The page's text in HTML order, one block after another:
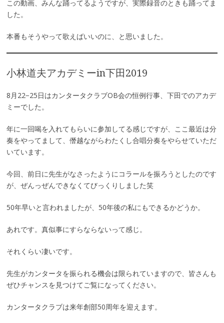
この動画、みんな踊ってるようですが、実際録音のときも踊ってま
した。
本番もそうやって歌えばいいのに、と思いました。
小林道夫アカデミーin下田2019
8月22−25日はカンタータクラブOB会の恒例行事、下田でのアカデ
ミーでした。
年に一回喝を入れてもらいに参加してる感じですが、ここ最近は分
奏をやってまして、僭越ながらわたくし合唱分奏をやらせていただ
いています。
今回、前日に先生がなさったようにコラールを振ろうとしたのです
が、ぜんっぜんできなくてびっくりしました笑
50年早いと言われましたが、50年後の私にもできるかどうか。
あれです。真似事にすらならないって感じ。
それくらい凄いです。
先生がカンタータを振られる機会は限られていますので、皆さんも
ぜひチャンスを見つけてご覧になってください。
カンタータクラブは来年創部50周年を迎えます。